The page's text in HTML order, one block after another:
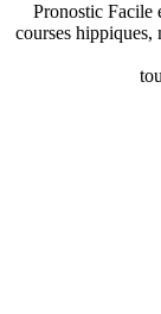
Pronostic Facile
courses hippiques,